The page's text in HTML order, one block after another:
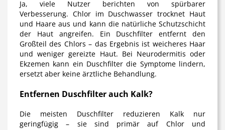
Ja, viele Nutzer berichten von spürbarer
Verbesserung. Chlor im Duschwasser trocknet Haut
und Haare aus und kann die natürliche Schutzschicht
der Haut angreifen. Ein Duschfilter entfernt den
Großteil des Chlors – das Ergebnis ist weicheres Haar
und weniger gereizte Haut. Bei Neurodermitis oder
Ekzemen kann ein Duschfilter die Symptome lindern,
ersetzt aber keine ärztliche Behandlung.
Entfernen Duschfilter auch Kalk?
Die meisten Duschfilter reduzieren Kalk nur
geringfügig – sie sind primär auf Chlor und